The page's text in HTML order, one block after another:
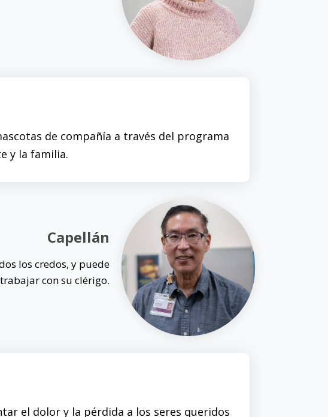
de compañía a través del programa
y la familia.
Capellán
los credos, y puede
trabajar con su clérigo.
el dolor y la pérdida a los seres queridos